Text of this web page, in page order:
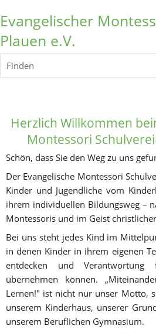
Evangelischer
Plauen e.V.
Finden
Herzlich Willkommen
Montessori
Schön, dass Sie den Weg zu uns
Der Evangelische Montessori
Kinder und Jugendliche vom
ihrem individuellen Bildungsweg –
Montessoris und im Geist
Bei uns steht jedes Kind im
in denen Kinder in ihrem eigenen
entdecken und
übernehmen können.
Lernen!" ist nicht nur unser Motto,
unserem Kinderhaus, unserer
unserem Beruflichen Gymnasium.